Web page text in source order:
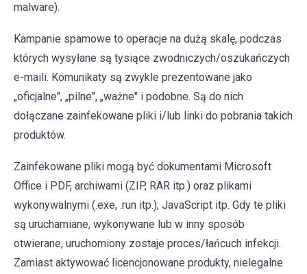
malware).
Kampanie spamowe to operacje na dużą skalę, podczas
których wysyłane są tysiące zwodniczych/oszukańczych
e-maili. Komunikaty są zwykle prezentowane jako
„oficjalne", „pilne", „ważne" i podobne. Są do nich
dołączane zainfekowane pliki i/lub linki do pobrania takich
produktów.
Zainfekowane pliki mogą być dokumentami Microsoft
Office i PDF, archiwami (ZIP, RAR itp.) oraz plikami
wykonywalnymi (.exe, .run itp.), JavaScript itp. Gdy te pliki
są uruchamiane, wykonywane lub w inny sposób
otwierane, uruchomiony zostaje proces/łańcuch infekcji.
Zamiast aktywować licencjonowane produkty, nielegalne